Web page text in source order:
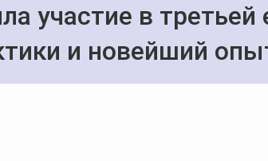
участие в
и новейший